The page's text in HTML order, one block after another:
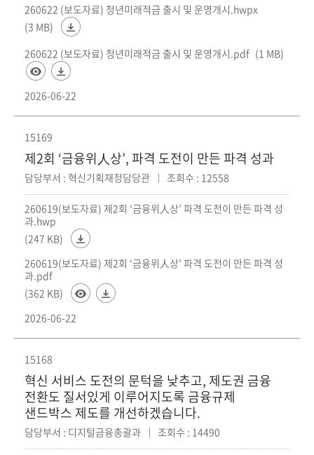
260622 (보도자료) 청년미래적금 출시 및 운영개시.hwpx
(3 MB)
260622 (보도자료) 청년미래적금 출시 및 운영개시.pdf (1 MB)
2026-06-22
15169
제2회 ‘금융위人상’, 파격 도전이 만든 파격 성과
담당부서 : 혁신기획재정담당관 조회수 : 12558
260619(보도자료) 제2회 ‘금융위人상’ 파격 도전이 만든 파격 성
과.hwp
(247 KB)
260619(보도자료) 제2회 ‘금융위人상’ 파격 도전이 만든 파격 성
과.pdf
(362 KB)
2026-06-22
15168
혁신 서비스 도전의 문턱을 낮추고, 제도권 금융
전환도 질서있게 이루어지도록 금융규제
샌드박스 제도를 개선하겠습니다.
담당부서 : 디지털금융총괄과 조회수 : 14490